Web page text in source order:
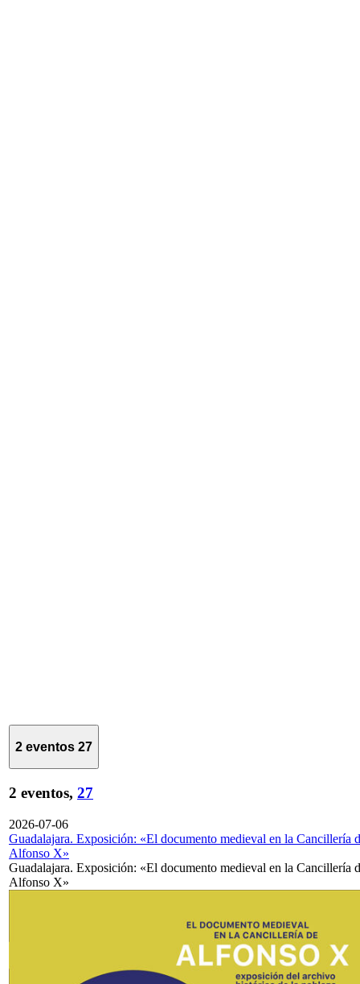
2 eventos 27
2 eventos, 27
2026-07-06
Guadalajara. Exposición: «El documento medieval en la Cancillería
Alfonso X»
Guadalajara. Exposición: «El documento medieval en la Cancillería
Alfonso X»